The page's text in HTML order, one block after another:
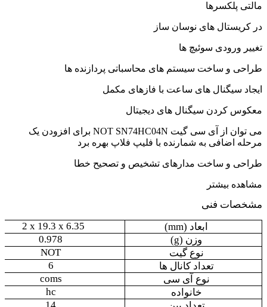
مالتی پلکسرها
در کریستال های نوسان ساز
تغییر ورودی سوئیچ ها
طراحی و ساخت سیستم های محاسباتی پردازنده ها
ایجاد سیگنال های ساعت با فازهای مکمل
معکوس کردن سیگنال های دیجیتال
می توان از آی سی گیت NOT SN74HC04N برای افزودن یک
مرحله اضافی به شمارنده با فلیپ فلاپ بهره برد
طراحی و ساخت مدارهای تشخیص و تصحیح خطا
مشاهده بیشتر
مشخصات فنی
ابعاد (mm
)
6.35
x
3
.
19
x
2
وزن (g
)
0.978
نوع گیت
NOT
تعداد کانال ها
6
نوع آی سی
coms
خانواده
hc
14